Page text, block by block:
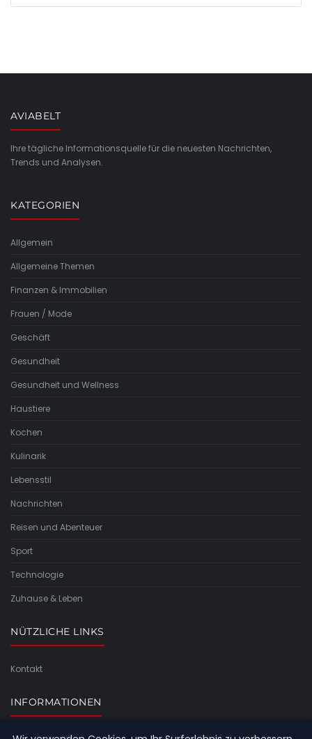
AVIABELT
Ihre tägliche Informationsquelle für die neuesten Nachrichten,
Trends und Analysen.
KATEGORIEN
Allgemein
Allgemeine Themen
Finanzen & Immobilien
Frauen / Mode
Geschäft
Gesundheit
Gesundheit und Wellness
Haustiere
Kochen
Kulinarik
Lebensstil
Nachrichten
Reisen und Abenteuer
Sport
Technologie
Zuhause & Leben
NÜTZLICHE LINKS
Kontakt
INFORMATIONEN